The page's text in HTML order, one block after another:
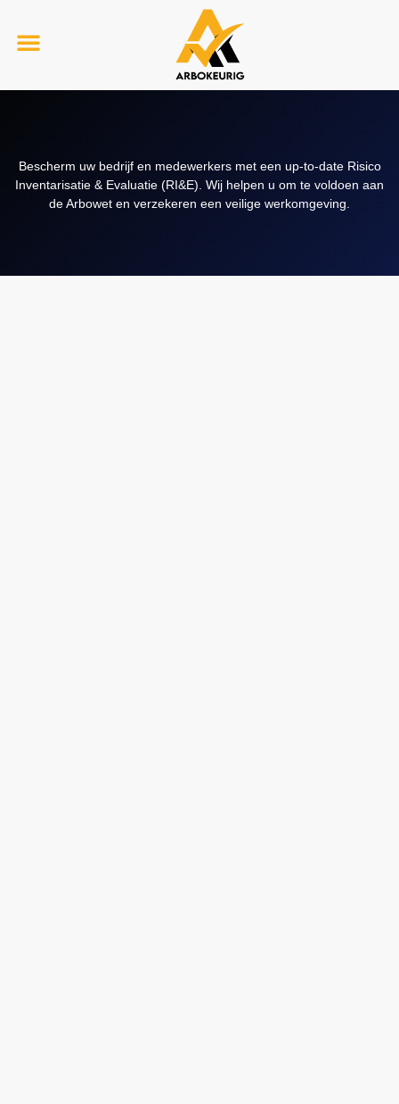
RI&E Up-to-date
Bescherm uw bedrijf en medewerkers met een up-to-date Risico
Inventarisatie & Evaluatie (RI&E). Wij helpen u om te voldoen aan
de Arbowet en verzekeren een veilige werkomgeving.